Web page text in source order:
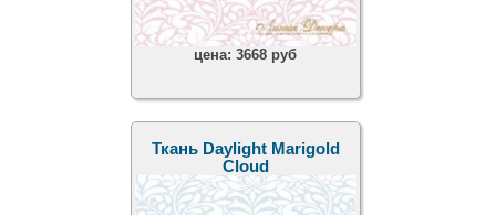
цена:3668 руб
Ткань Daylight Marigold
Cloud